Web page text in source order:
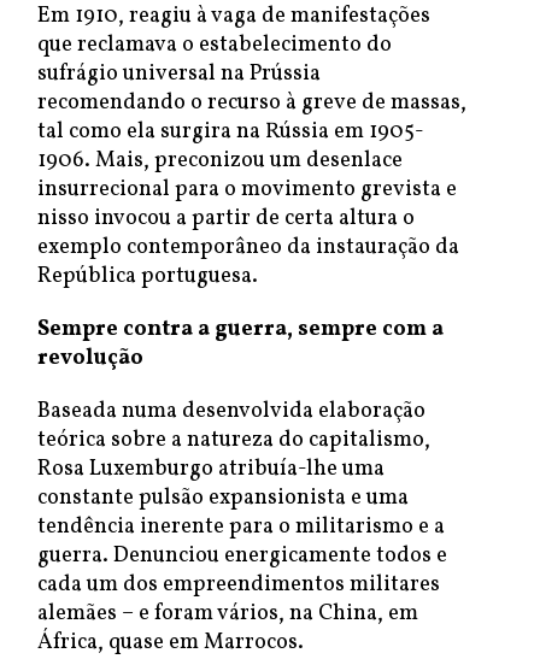
Em 1910, reagiu à vaga de manifestações
que reclamava o estabelecimento do
sufrágio universal na Prússia
recomendando o recurso à greve de massas,
tal como ela surgira na Rússia em 1905-
1906. Mais, preconizou um desenlace
insurrecional para o movimento grevista e
nisso invocou a partir de certa altura o
exemplo contemporâneo da instauração da
República portuguesa.
Sempre contra a guerra, sempre com a
revolução
Baseada numa desenvolvida elaboração
teórica sobre a natureza do capitalismo,
Rosa Luxemburgo atribuía-lhe uma
constante pulsão expansionista e uma
tendência inerente para o militarismo e a
guerra. Denunciou energicamente todos e
cada um dos empreendimentos militares
alemães – e foram vários, na China, em
África, quase em Marrocos.